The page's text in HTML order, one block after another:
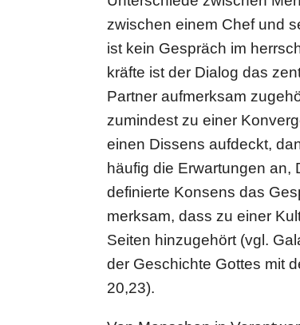
zwischen einem Chef und
ist kein Gespräch im
kräfte ist der Dialog das
Partner auf­merk­sam
zumin­dest zu einer
einen Dissens aufdeckt,
häufig die Erwar­tun­gen
defi­nierte Konsens das
merk­sam, dass zu einer
Seiten hin­zu­ge­hört (vgl.
der Geschichte Gottes mit
20,23).